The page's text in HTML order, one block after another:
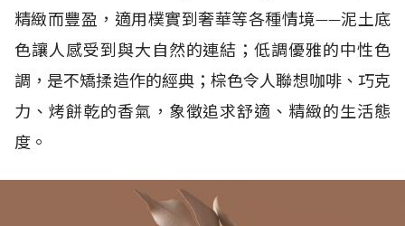
精緻而豐盈，適用樸實到奢華等各種情境——泥土底
色讓人感受到與大自然的連結；低調優雅的中性色
調，是不矯揉造作的經典；棕色令人聯想咖啡、巧克
力、烤餅乾的香氣，象徵追求舒適、精緻的生活態
度。